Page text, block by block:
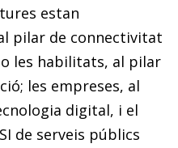
estan
pilar de connectivitat
o les habilitats, al pilar
les empreses, al
digital, i el
de serveis públics